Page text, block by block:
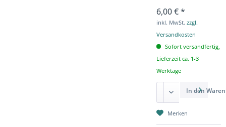
6,00 € *
inkl. MwSt. zzgl.
Versandkosten
Sofort versandfertig,
Lieferzeit ca. 1-3
Werktage
In den
Merken